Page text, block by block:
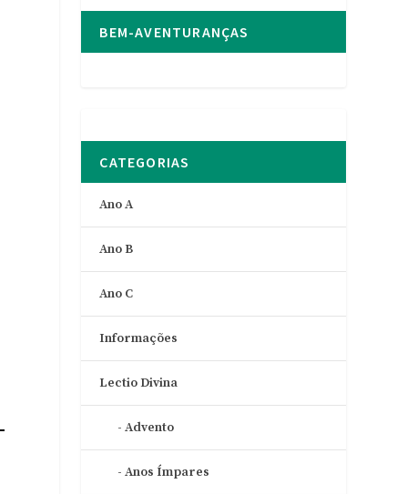
BEM-AVENTURANÇAS
CATEGORIAS
Ano A
Ano B
Ano C
Informações
Lectio Divina
Advento
Anos Ímpares